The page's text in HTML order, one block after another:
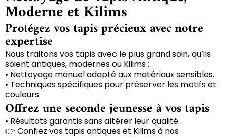
Moderne et Kilims
Protégez vos tapis précieux avec notre
expertise
Nous traitons vos tapis avec le plus grand soin, qu’ils
soient antiques, modernes ou Kilims :
• Nettoyage manuel adapté aux matériaux sensibles.
• Techniques spécifiques pour préserver les motifs et
couleurs.
Offrez une seconde jeunesse à vos tapis
• Résultats garantis sans altérer leur qualité.
👉 Confiez vos tapis antiques et Kilims à nos